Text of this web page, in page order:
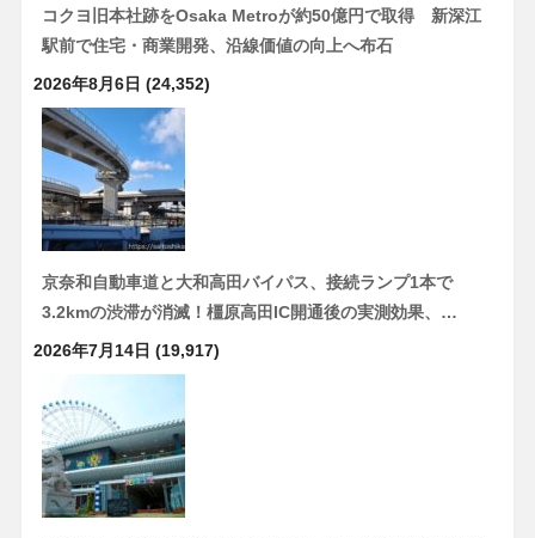
コクヨ旧本社跡をOsaka Metroが約50億円で取得 新深江
駅前で住宅・商業開発、沿線価値の向上へ布石
2026年8月6日 (24,352)
京奈和自動車道と大和高田バイパス、接続ランプ1本で
3.2kmの渋滞が消滅！橿原高田IC開通後の実測効果、…
2026年7月14日 (19,917)